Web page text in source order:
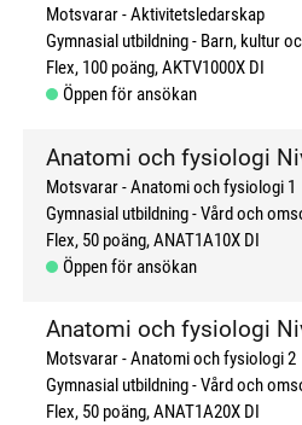
Motsvarar - Aktivitetsledarskap
Gymnasial utbildning
Barn, kultur
Flex 100 poäng AKTV1000X DI
Öppen för ansökan
Anatomi och fysiologi
Motsvarar - Anatomi och fysiologi 1
Gymnasial utbildning Vård och
Flex 50 poäng ANAT1A10X DI
Öppen för ansökan
Anatomi och fysiologi
Motsvarar - Anatomi och fysiologi 2
Gymnasial utbildning Vård och
Flex 50 poäng ANAT1A20X DI